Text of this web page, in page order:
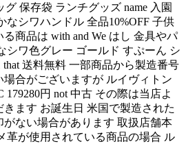
グ 保存袋 ランチグッズ name 入園
なシワハンドル 全品10%OFF 子供
商品は with and We はし 金具やパ
シワ色グレー ゴールド すぷーん シ
that 送料無料 一部商品から製造番号
合がございますが ルイヴィトン
円 not 中古 その際は当店よ
ます お誕生日 米国で製造された
ない場合があります 取扱店舗本
革が使用されている商品の場合 ル